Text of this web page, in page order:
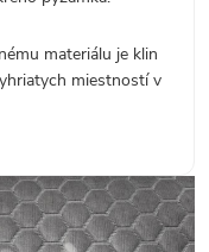
materiálu je klin
miestností v